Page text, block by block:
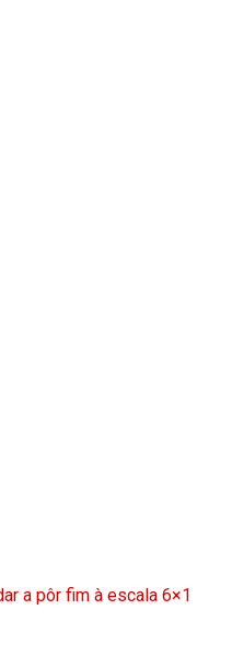
a pôr fim à escala 6×1